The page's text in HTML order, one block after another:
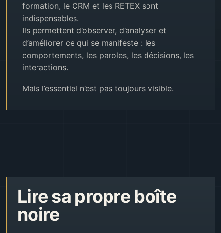
formation, le CRM et les RETEX sont
indispensables.
Ils permettent d’observer, d’analyser et
d’améliorer ce qui se manifeste : les
comportements, les paroles, les décisions, les
interactions.
Mais l’essentiel n’est pas toujours visible.
Lire sa propre boîte
noire